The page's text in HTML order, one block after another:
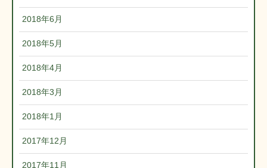
2018年6月
2018年5月
2018年4月
2018年3月
2018年1月
2017年12月
2017年11月